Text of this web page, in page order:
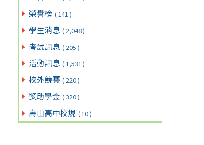
榮譽榜 ( 141 )
學生消息 ( 2,048 )
考試訊息 ( 205 )
活動訊息 ( 1,531 )
校外競賽 ( 220 )
獎助學金 ( 320 )
壽山高中校規 ( 10 )